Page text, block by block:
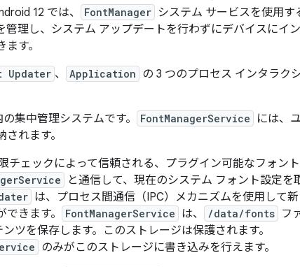
12 では、
FontManager システム サービスを使用す
理し、システム アップデートを行わずにデバイスにイン
す。
Updater 、 Application の 3 つのプロセス インタラク
集中管理システムです。 FontManagerService
には、ユ
れます。
チェックによって信頼される、プラグイン可能なフォント
と通信して、現在のシステム フォント設定を
は、プロセス間通信（IPC）メカニズムを使用して新
きます。
FontManagerService は、 /data/fonts フ
ツを保存します。このストレージは保護されます。
のみがこのストレージに書き込みを行えます。